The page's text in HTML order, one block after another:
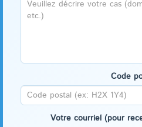
Code
Votre courriel (pour